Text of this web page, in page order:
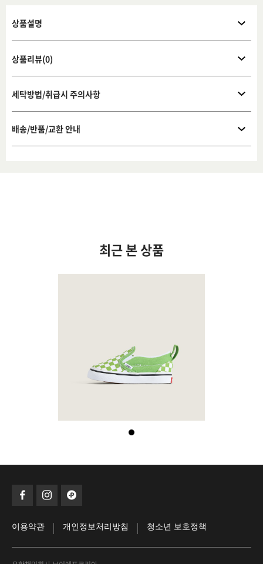
상품설명
상품리뷰(0)
세탁방법/취급시 주의사항
배송/반품/교환 안내
최근 본 상품
이용약관 | 개인정보처리방침 | 청소년 보호정책